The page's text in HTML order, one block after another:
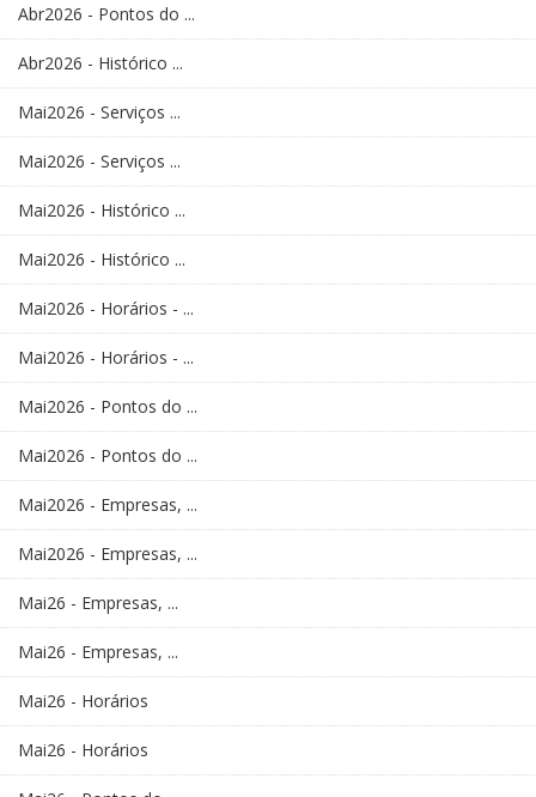
Abr2026 - Pontos do ...
Abr2026 - Histórico ...
Mai2026 - Serviços ...
Mai2026 - Serviços ...
Mai2026 - Histórico ...
Mai2026 - Histórico ...
Mai2026 - Horários - ...
Mai2026 - Horários - ...
Mai2026 - Pontos do ...
Mai2026 - Pontos do ...
Mai2026 - Empresas, ...
Mai2026 - Empresas, ...
Mai26 - Empresas, ...
Mai26 - Empresas, ...
Mai26 - Horários
Mai26 - Horários